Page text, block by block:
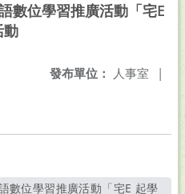
數位學習推廣活動「宅E
動
發布單位： 人事室 |